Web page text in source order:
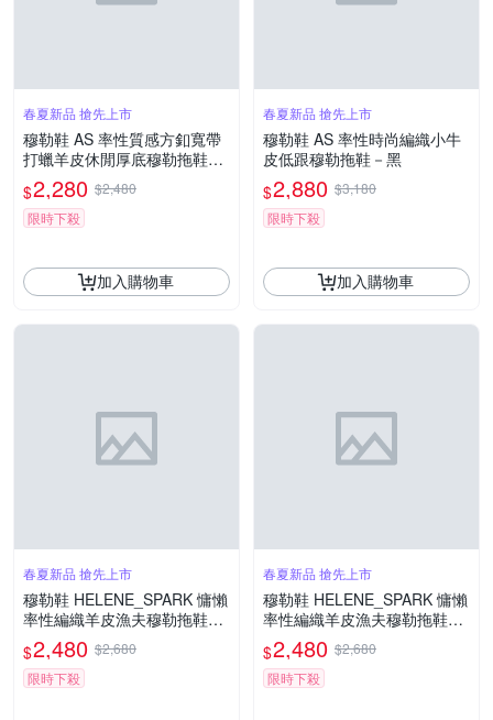
春夏新品 搶先上市
穆勒鞋 AS 率性質感方釦寬帶
打蠟羊皮休閒厚底穆勒拖鞋－
棕
$2,280 $2,480
限時下殺
加入購物車
春夏新品 搶先上市
穆勒鞋 AS 率性時尚編織小牛
皮低跟穆勒拖鞋－黑
$2,880 $3,180
限時下殺
加入購物車
春夏新品 搶先上市
穆勒鞋 HELENE_SPARK 慵懶
率性編織羊皮漁夫穆勒拖鞋－
米白
$2,480 $2,680
限時下殺
春夏新品 搶先上市
穆勒鞋 HELENE_SPARK 慵懶
率性編織羊皮漁夫穆勒拖鞋－
駝
$2,480 $2,680
限時下殺